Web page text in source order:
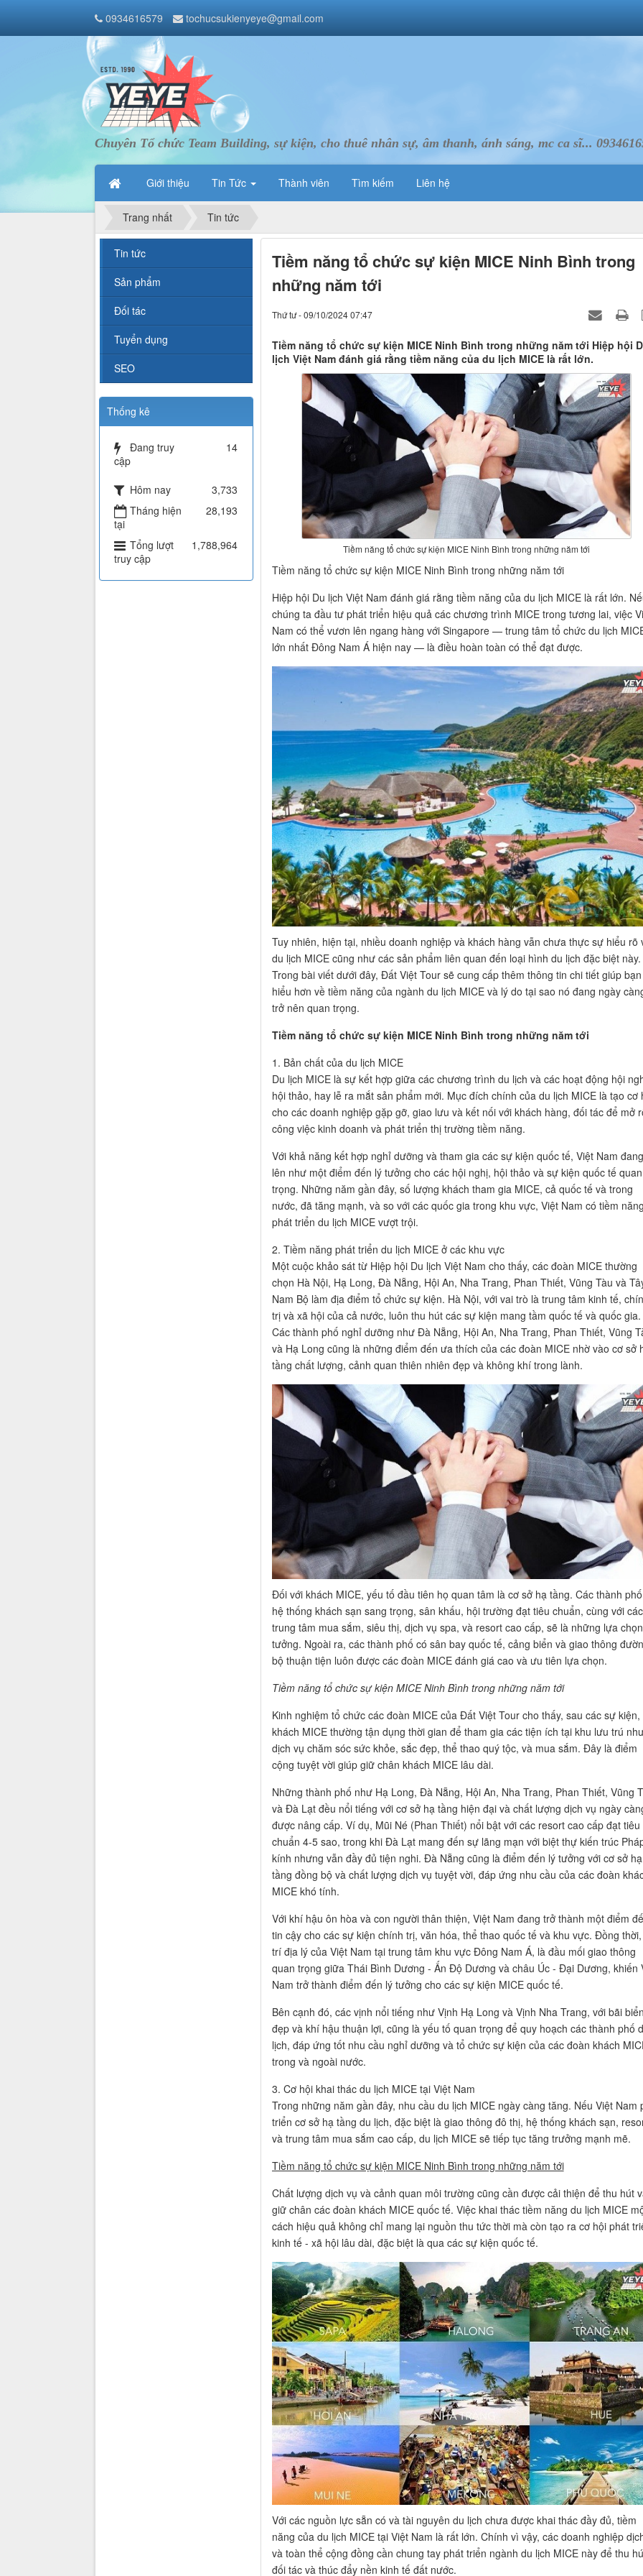
0934616579 tochucsukienyeye@gmail.com
Chuyên Tổ chức Team Building, sự kiện, cho thuê nhân sự, âm thanh, ánh sáng, mc ca sĩ...
Giới thiệu Tin Tức Thành viên Tìm kiếm Liên hệ
Trang nhất Tin tức
Tiềm năng tổ chức sự kiện MICE Ninh Bình trong
những năm tới
Thứ tư - 09/10/2024 07:47
Tiềm năng tổ chức sự kiện MICE Ninh Bình trong những năm tới Hiệp hội
lịch Việt Nam đánh giá rằng tiềm năng của du lịch MICE là rất lớn.
Tiềm năng tổ chức sự kiện MICE Ninh Bình trong những năm tới
Tiềm năng tổ chức sự kiện MICE Ninh Bình trong những năm tới
Hiệp hội Du lịch Việt Nam đánh giá rằng tiềm năng của du lịch MICE là rất lớn.
chúng ta đầu tư phát triển hiệu quả các chương trình MICE trong tương lai, việc
Nam có thể vươn lên ngang hàng với Singapore — trung tâm tổ chức du lịch
lớn nhất Đông Nam Á hiện nay — là điều hoàn toàn có thể đạt được.
Tuy nhiên, hiện tại, nhiều doanh nghiệp và khách hàng vẫn chưa thực sự hiểu rõ
du lịch MICE cũng như các sản phẩm liên quan đến loại hình du lịch đặc biệt này.
Trong bài viết dưới đây, Đất Việt Tour sẽ cung cấp thêm thông tin chi tiết giúp bạn
hiểu hơn về tiềm năng của ngành du lịch MICE và lý do tại sao nó đang ngày
trở nên quan trọng.
Tiềm năng tổ chức sự kiện MICE Ninh Bình trong những năm tới
1. Bản chất của du lịch MICE
Du lịch MICE là sự kết hợp giữa các chương trình du lịch và các hoạt động hội
hội thảo, hay lễ ra mắt sản phẩm mới. Mục đích chính của du lịch MICE là tạo cơ
cho các doanh nghiệp gặp gỡ, giao lưu và kết nối với khách hàng, đối tác để mở
công việc kinh doanh và phát triển thị trường tiềm năng.
Với khả năng kết hợp nghỉ dưỡng và tham gia các sự kiện quốc tế, Việt Nam
lên như một điểm đến lý tưởng cho các hội nghị, hội thảo và sự kiện quốc tế quan
trọng. Những năm gần đây, số lượng khách tham gia MICE, cả quốc tế và trong
nước, đã tăng mạnh, và so với các quốc gia trong khu vực, Việt Nam có tiềm năng
phát triển du lịch MICE vượt trội.
2. Tiềm năng phát triển du lịch MICE ở các khu vực
Một cuộc khảo sát từ Hiệp hội Du lịch Việt Nam cho thấy, các đoàn MICE thường
chọn Hà Nội, Hạ Long, Đà Nẵng, Hội An, Nha Trang, Phan Thiết, Vũng Tàu và
Nam Bộ làm địa điểm tổ chức sự kiện. Hà Nội, với vai trò là trung tâm kinh tế,
trị và xã hội của cả nước, luôn thu hút các sự kiện mang tầm quốc tế và quốc gia.
Các thành phố nghỉ dưỡng như Đà Nẵng, Hội An, Nha Trang, Phan Thiết, Vũng
và Hạ Long cũng là những điểm đến ưa thích của các đoàn MICE nhờ vào cơ sở
tầng chất lượng, cảnh quan thiên nhiên đẹp và không khí trong lành.
Đối với khách MICE, yếu tố đầu tiên họ quan tâm là cơ sở hạ tầng. Các thành
hệ thống khách sạn sang trọng, sân khấu, hội trường đạt tiêu chuẩn, cùng với các
trung tâm mua sắm, siêu thị, dịch vụ spa, và resort cao cấp, sẽ là những lựa
tưởng. Ngoài ra, các thành phố có sân bay quốc tế, cảng biển và giao thông
bộ thuận tiện luôn được các đoàn MICE đánh giá cao và ưu tiên lựa chọn.
Tiềm năng tổ chức sự kiện MICE Ninh Bình trong những năm tới
Kinh nghiệm tổ chức các đoàn MICE của Đất Việt Tour cho thấy, sau các sự kiện,
khách MICE thường tận dụng thời gian để tham gia các tiện ích tại khu lưu trú
dịch vụ chăm sóc sức khỏe, sắc đẹp, thể thao quý tộc, và mua sắm. Đây là điểm
cộng tuyệt vời giúp giữ chân khách MICE lâu dài.
Những thành phố như Hạ Long, Đà Nẵng, Hội An, Nha Trang, Phan Thiết, Vũng
và Đà Lạt đều nổi tiếng với cơ sở hạ tầng hiện đại và chất lượng dịch vụ ngày
được nâng cấp. Ví dụ, Mũi Né (Phan Thiết) nổi bật với các resort cao cấp đạt tiêu
chuẩn 4-5 sao, trong khi Đà Lạt mang đến sự lãng mạn với biệt thự kiến trúc
kính nhưng vẫn đầy đủ tiện nghi. Đà Nẵng cũng là điểm đến lý tưởng với cơ sở hạ
tầng đồng bộ và chất lượng dịch vụ tuyệt vời, đáp ứng nhu cầu của các đoàn
MICE khó tính.
Với khí hậu ôn hòa và con người thân thiện, Việt Nam đang trở thành một điểm
tin cậy cho các sự kiện chính trị, văn hóa, thể thao quốc tế và khu vực. Đồng
trí địa lý của Việt Nam tại trung tâm khu vực Đông Nam Á, là đầu mối giao thông
quan trọng giữa Thái Bình Dương - Ấn Độ Dương và châu Úc - Đại Dương, khiến
Nam trở thành điểm đến lý tưởng cho các sự kiện MICE quốc tế.
Bên cạnh đó, các vịnh nổi tiếng như Vịnh Hạ Long và Vịnh Nha Trang, với bãi biển
đẹp và khí hậu thuận lợi, cũng là yếu tố quan trọng để quy hoạch các thành phố
lịch, đáp ứng tốt nhu cầu nghỉ dưỡng và tổ chức sự kiện của các đoàn khách
trong và ngoài nước.
3. Cơ hội khai thác du lịch MICE tại Việt Nam
Trong những năm gần đây, nhu cầu du lịch MICE ngày càng tăng. Nếu Việt Nam
triển cơ sở hạ tầng du lịch, đặc biệt là giao thông đô thị, hệ thống khách sạn,
và trung tâm mua sắm cao cấp, du lịch MICE sẽ tiếp tục tăng trưởng mạnh mẽ.
Tiềm năng tổ chức sự kiện MICE Ninh Bình trong những năm tới
Chất lượng dịch vụ và cảnh quan môi trường cũng cần được cải thiện để thu hút
giữ chân các đoàn khách MICE quốc tế. Việc khai thác tiềm năng du lịch MICE
cách hiệu quả không chỉ mang lại nguồn thu tức thời mà còn tạo ra cơ hội phát
kinh tế - xã hội lâu dài, đặc biệt là qua các sự kiện quốc tế.
Với các nguồn lực sẵn có và tài nguyên du lịch chưa được khai thác đầy đủ, tiềm
năng của du lịch MICE tại Việt Nam là rất lớn. Chính vì vậy, các doanh nghiệp
và toàn thể cộng đồng cần chung tay phát triển ngành du lịch MICE này để thu
đối tác và thúc đẩy nền kinh tế đất nước.
Tin tức
Sản phẩm
Đối tác
Tuyển dụng
SEO
Thống kê
Đang truy
cập
14
Hôm nay
3,733
Tháng hiện
tại
28,193
Tổng lượt
truy cập
1,788,964